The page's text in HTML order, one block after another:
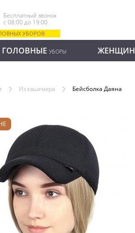
Бесплатный звонок
с 08:00 до 19:00
УБОРОВ
ГОЛОВНЫЕ УБОРЫ
Из кашемира Бейсболка Даяна